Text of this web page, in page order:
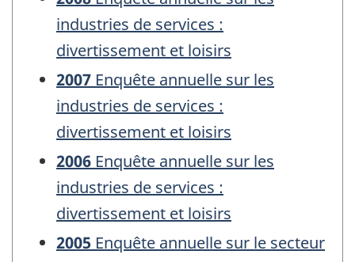
industries de services :
divertissement et loisirs
2007 Enquête annuelle sur les
industries de services :
divertissement et loisirs
2006 Enquête annuelle sur les
industries de services :
divertissement et loisirs
2005 Enquête annuelle sur le secteur